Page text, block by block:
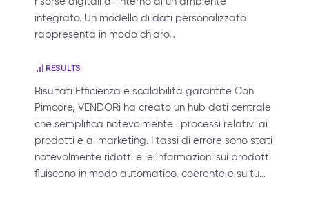
integrato. Un modello di dati personalizzato
rappresenta in modo chiaro…
RESULTS
Risultati Efficienza e scalabilità garantite Con
Pimcore, VENDORi ha creato un hub dati centrale
che semplifica notevolmente i processi relativi ai
prodotti e al marketing. I tassi di errore sono stati
notevolmente ridotti e le informazioni sui prodotti
fluiscono in modo automatico, coerente e su tu…